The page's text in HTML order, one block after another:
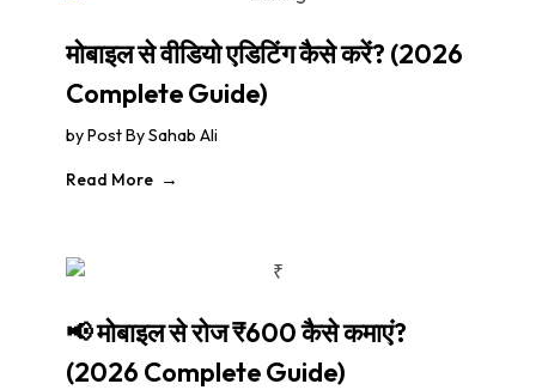
मोबाइल से वीडियो एडिटिंग कैसे करें? (2026
Complete Guide)
byPost By Sahab Ali
Read More
📢 मोबाइल से रोज ₹600 कैसे कमाएं?
(2026 Complete Guide)